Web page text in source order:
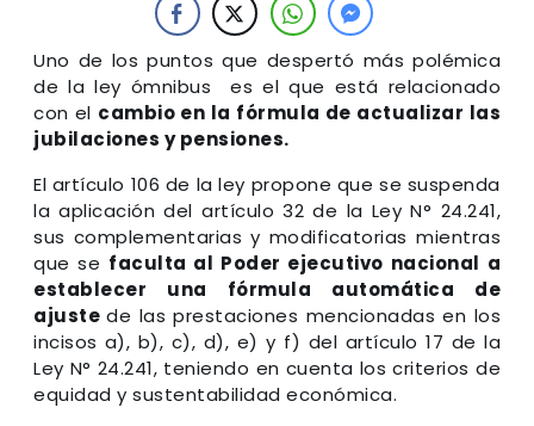
Uno de los puntos que despertó más polémica
de la ley ómnibus es el que está relacionado
con el cambio en la fórmula de actualizar las
jubilaciones y pensiones.
El artículo 106 de la ley propone que se suspenda
la aplicación del artículo 32 de la Ley N° 24.241,
sus complementarias y modificatorias mientras
que se faculta al Poder ejecutivo nacional a
establecer una fórmula automática de
ajustede las prestaciones mencionadas en los
incisos a), b), c), d), e) y f) del artículo 17 de la
Ley N° 24.241, teniendo en cuenta los criterios de
equidad y sustentabilidad económica.